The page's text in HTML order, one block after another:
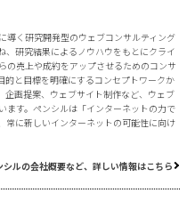
導く研究開発型のウェブコンサルティング
、研究結果によるノウハウをもとにクライ
の売上や成約をアップさせるためのコンサ
的と目標を明確にするコンセプトワークか
企画提案、ウェブサイト制作など、ウェブ
ます。ペンシルは「インターネットの力で
常に新しいインターネットの可能性に向け
シルの会社概要など、詳しい情報はこちら